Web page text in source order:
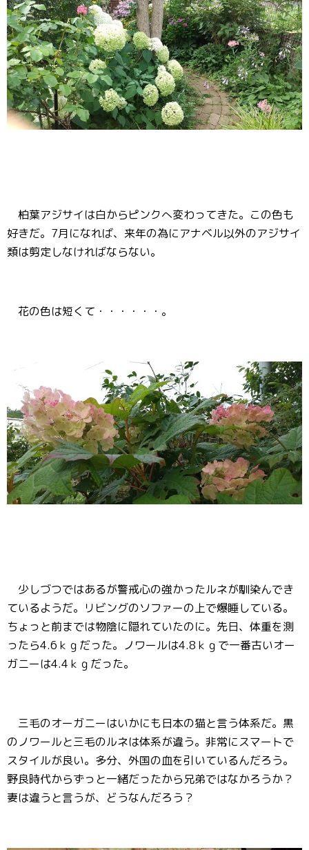
柏葉アジサイは白からピンクへ変わってきた。この色も
好きだ。7月になれば、来年の為にアナベル以外のアジサイ
類は剪定しなければならない。
花の色は短くて・・・・・・。
少しづつではあるが警戒心の強かったルネが馴染んでき
ているようだ。リビングのソファーの上で爆睡している。
ちょっと前までは物陰に隠れていたのに。先日、体重を測
ったら4.6ｋｇだった。ノワールは4.8ｋｇで一番古いオー
ガニーは4.4ｋｇだった。
三毛のオーガニーはいかにも日本の猫と言う体系だ。黒
のノワールと三毛のルネは体系が違う。非常にスマートで
スタイルが良い。多分、外国の血を引いているんだろう。
野良時代からずっと一緒だったから兄弟ではなかろうか？
妻は違うと言うが、どうなんだろう？